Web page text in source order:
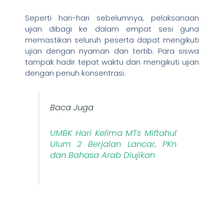
Seperti hari-hari sebelumnya, pelaksanaan
ujian dibagi ke dalam empat sesi guna
memastikan seluruh peserta dapat mengikuti
ujian dengan nyaman dan tertib. Para siswa
tampak hadir tepat waktu dan mengikuti ujian
dengan penuh konsentrasi.
Baca Juga
UMBK Hari Kelima MTs Miftahul
Ulum 2 Berjalan Lancar, PKn
dan Bahasa Arab Diujikan